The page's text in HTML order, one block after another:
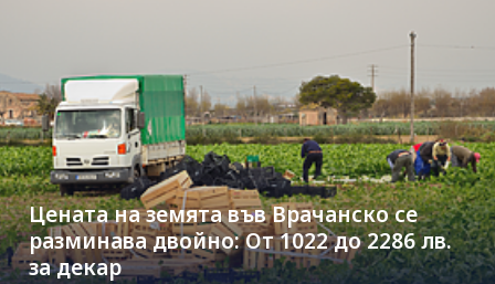
Цената на земята във Врачанско се
разминава двойно: От 1022 до 2286 лв.
за декар